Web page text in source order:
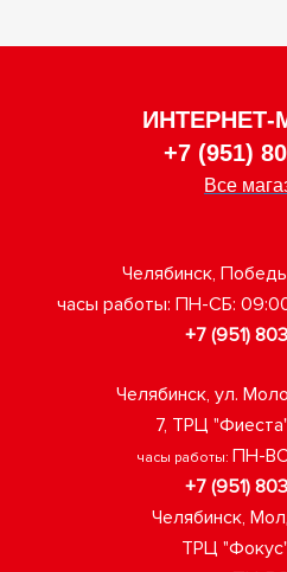
ИНТЕРНЕТ-
+7 (951)
Все
Челябинск,
часы работы: ПН-СБ:
+7 (951)
Челябинск, ул.
7, ТРЦ
часы работы: ПН-
+7 (951)
Челябинск,
ТРЦ